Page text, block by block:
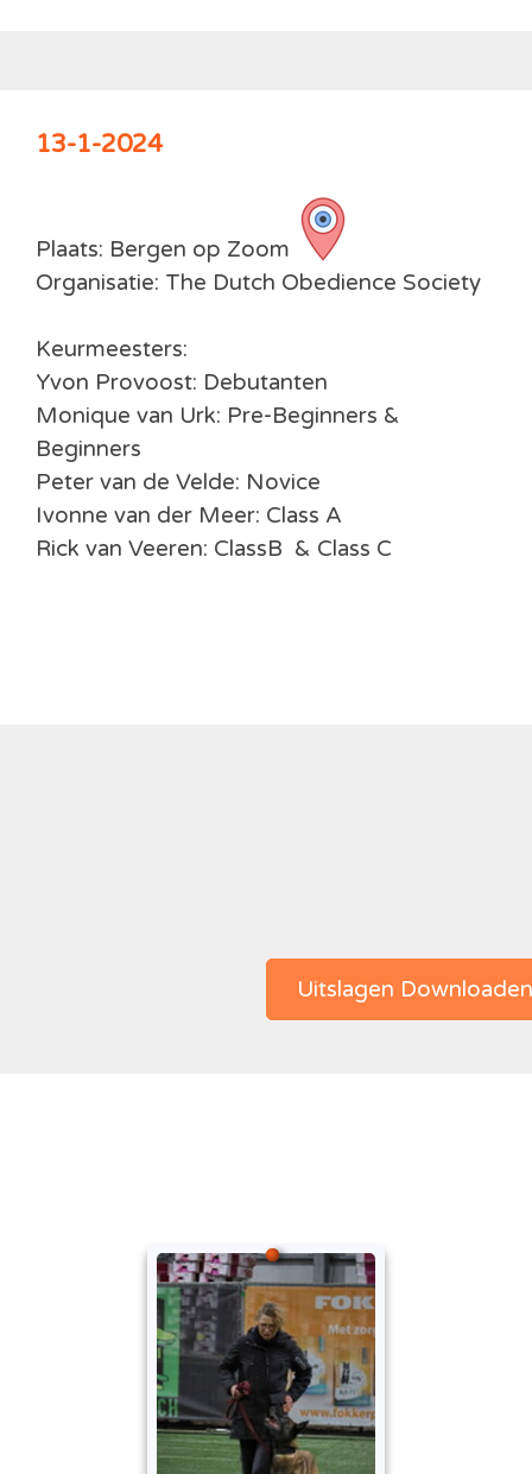
13-1-2024
Plaats: Bergen op Zoom
Organisatie: The Dutch Obedience Society
Keurmeesters:
Yvon Provoost: Debutanten
Monique van Urk: Pre-Beginners &
Beginners
Peter van de Velde: Novice
Ivonne van der Meer: Class A
Rick van Veeren: ClassB & Class C
Uitslagen